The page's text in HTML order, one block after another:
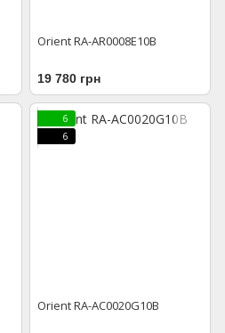
Orient RA-AR0008E10B
19 780 грн
6
6
Orient RA-AC0020G10B